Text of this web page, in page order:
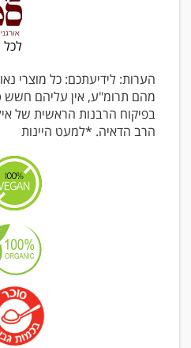
לכל
הערות: לידיעתכם: כל מוצרי
מהם תרומ"ע, אין עליהם חשש
בפיקוח הרבנות הראשית של
הרב הדאיה. *למעט היינות